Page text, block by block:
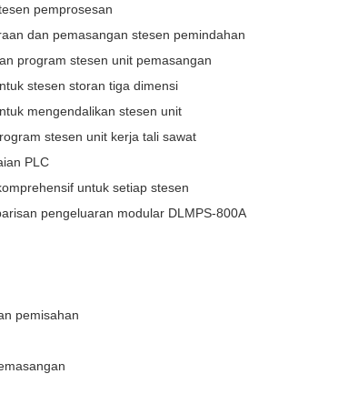
pemprosesan
dan pemasangan stesen pemindahan
program stesen unit pemasangan
stesen storan tiga dimensi
mengendalikan stesen unit
stesen unit kerja tali sawat
PLC
untuk setiap stesen
pengeluaran modular DLMPS-800A
pemisahan